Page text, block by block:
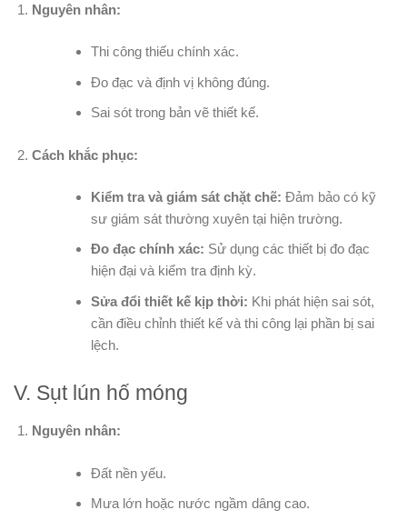
Nguyên nhân:
Thi công thiếu chính xác.
Đo đạc và định vị không đúng.
Sai sót trong bản vẽ thiết kế.
Cách khắc phục:
Kiểm tra và giám sát chặt chẽ: Đảm bảo có kỹ
sư giám sát thường xuyên tại hiện trường.
Đo đạc chính xác: Sử dụng các thiết bị đo đạc
hiện đại và kiểm tra định kỳ.
Sửa đổi thiết kế kịp thời: Khi phát hiện sai sót,
cần điều chỉnh thiết kế và thi công lại phần bị sai
lệch.
V. Sụt lún hố móng
Nguyên nhân:
Đất nền yếu.
Mưa lớn hoặc nước ngầm dâng cao.